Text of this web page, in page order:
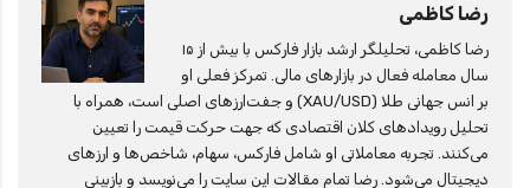
رضا کاظمی
رضا کاظمی، تحلیلگر ارشد بازار فارکس با بیش از ۱۵
سال معامله فعال در بازارهای مالی. تمرکز فعلی او
بر انس جهانی طلا (XAU/USD) و جفت‌ارزهای اصلی است، همراه با
تحلیل رویدادهای کلان اقتصادی که جهت حرکت قیمت را تعیین
می‌کنند. تجربه معاملاتی او شامل فارکس، سهام، شاخص‌ها و ارزهای
دیجیتال می‌شود. رضا تمام مقالات این سایت را می‌نویسد و بازبینی